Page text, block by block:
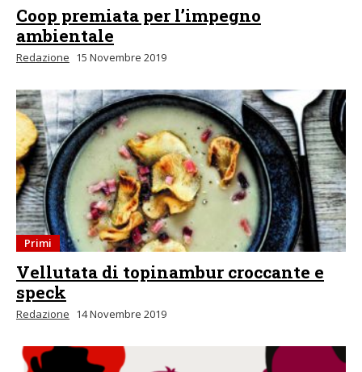
Coop premiata per l’impegno
ambientale
Redazione 15 Novembre 2019
Primi
Vellutata di topinambur croccante e
speck
Redazione 14 Novembre 2019